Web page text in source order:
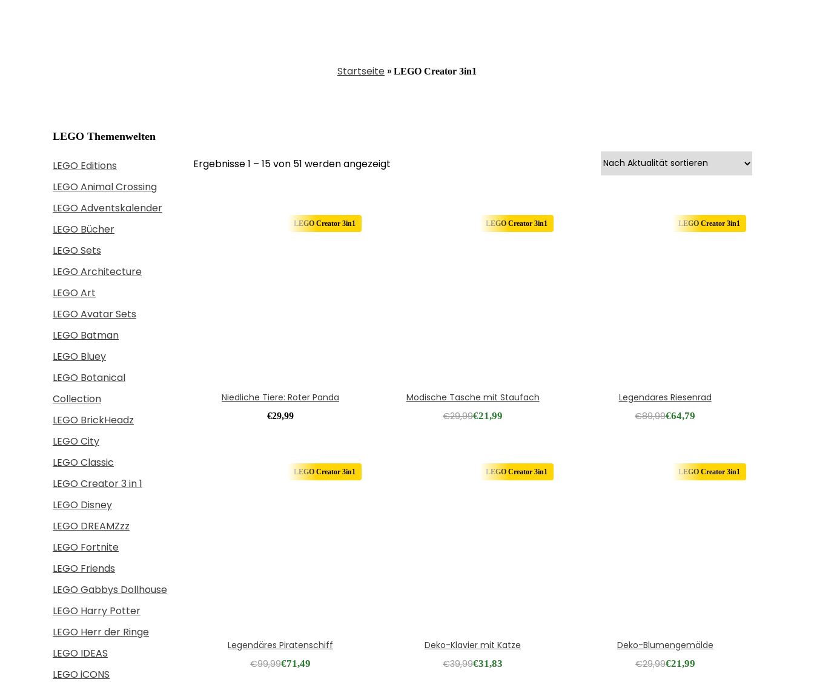
Startseite » LEGO Creator 3in1
Ergebnisse 1 – 15 von 51 werden angezeigt
LEGO Creator 3in1
Niedliche Tiere: Roter Panda
€29,99
LEGO Creator 3in1
Modische Tasche mit Staufach
€29,99€21,99
LEGO Creator 3in1
Legendäres Riesenrad
€89,99€64,79
LEGO Creator 3in1
Legendäres Piratenschiff
€99,99€71,49
LEGO Creator 3in1
Deko-Klavier mit Katze
€39,99€31,83
LEGO Creator 3in1
Deko-Blumengemälde
€29,99€21,99
LEGO Themenwelten
LEGO Editions
LEGO Animal Crossing
LEGO Adventskalender
LEGO Bücher
LEGO Sets
LEGO Architecture
LEGO Art
LEGO Avatar Sets
LEGO Batman
LEGO Bluey
LEGO Botanical
Collection
LEGO BrickHeadz
LEGO City
LEGO Classic
LEGO Creator 3 in 1
LEGO Disney
LEGO DREAMZzz
LEGO Fortnite
LEGO Friends
LEGO Gabbys Dollhouse
LEGO Harry Potter
LEGO Herr der Ringe
LEGO IDEAS
LEGO iCONS